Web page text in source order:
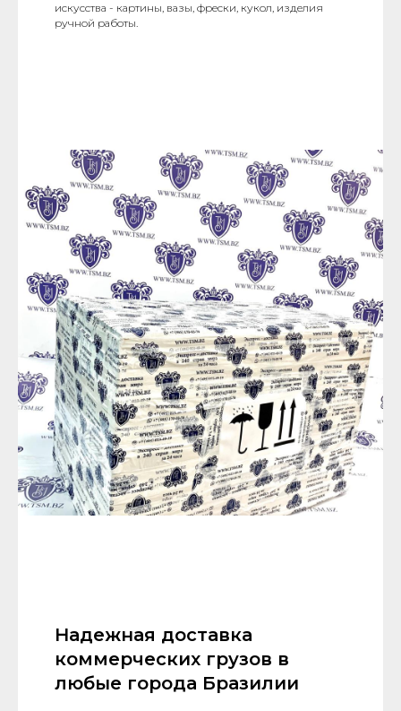
искусства - картины, вазы, фрески, кукол, изделия
ручной работы.
Надежная доставка
коммерческих грузов в
любые города Бразилии